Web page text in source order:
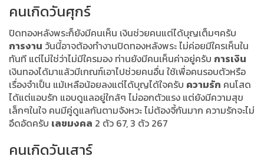
คนเกิดวันศุกร์
ปิดทองหลังพระก็ยังมีคนเห็น เงินช่วยคนแต่ได้บุญเต็มๆครับ
การงาน วันนี้อาจต้องทำงานปิดทองหลังพระ ไม่ค่อยมีใครเห็นใน
ทันที แต่ไม่ใช่ว่าไม่มีใครมอง ท่านยังมีคนเห็นค่าอยู่ครับ การเงิน
เงินทองได้มาแล้วมีเกณฑ์เอาไปช่วยคนอื่น ใช้เพื่อคนรอบตัวหรือ
เรื่องจำเป็น แม้เหลือน้อยลงแต่ได้บุญได้ใจครับ ความรัก คนโสด
ได้แต่แอบรัก แอบดูแลอยู่ใกล้ๆ ไม่ออกตัวแรง แต่ยังมีความสุข
เล็กๆในใจ คนมีคู่ดูแลกันตามจังหวะ ไม่ต้องจี้กันมาก ความรักจะไม่
อึดอัดครับ เลขมงคล 2 ตัว 67, 3 ตัว 267
คนเกิดวันเสาร์